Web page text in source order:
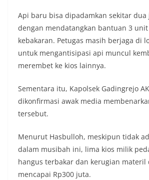
Api baru bisa dipadamkan sekitar dua
dengan mendatangkan bantuan 3
kebakaran. Petugas masih berjaga di
untuk mengantisipasi api muncul
merembet ke kios lainnya.
Sementara itu, Kapolsek Gadingrejo
dikonfirmasi awak media
tersebut.
Menurut Hasbulloh, meskipun tidak
dalam musibah ini, lima kios milik
hangus terbakar dan kerugian materil
mencapai Rp300 juta.